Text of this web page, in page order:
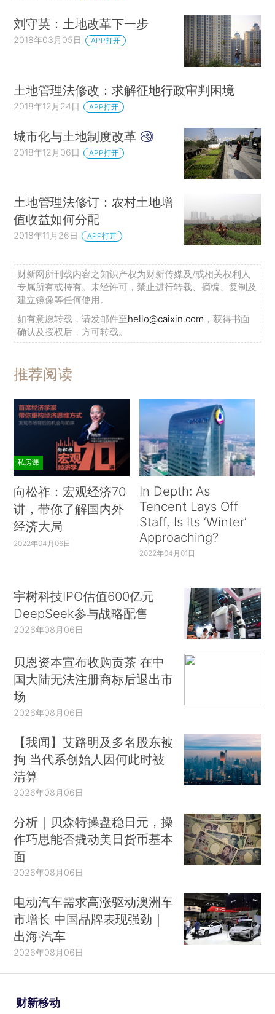
刘守英：土地改革下一步
2018年03月05日 APP打开
土地管理法修改：求解征地行政审判困境
2018年12月24日 APP打开
城市化与土地制度改革
2018年12月06日 APP打开
土地管理法修订：农村土地增
值收益如何分配
2018年11月26日 APP打开
财新网所刊载内容之知识产权为财新传媒及/或相关权利人
专属所有或持有。未经许可，禁止进行转载、摘编、复制及
建立镜像等任何使用。
如有意愿转载，请发邮件至hello@caixin.com ，获得书面
确认及授权后，方可转载。
推荐阅读
私房课
向松祚：宏观经济70
讲，带你了解国内外
经济大局
2022年04月06日
In Depth: As
Tencent Lays Off
Staff, Is Its ‘Winter’
Approaching?
2022年04月01日
宇树科技IPO估值600亿元
DeepSeek参与战略配售
2026年08月06日
贝恩资本宣布收购贡茶 在中
国大陆无法注册商标后退出市
场
2026年08月06日
【我闻】艾路明及多名股东被
拘 当代系创始人因何此时被
清算
2026年08月06日
分析｜贝森特操盘稳日元，操
作巧思能否撬动美日货币基本
面
2026年08月06日
电动汽车需求高涨驱动澳洲车
市增长 中国品牌表现强劲｜
出海·汽车
2026年08月06日
财新移动